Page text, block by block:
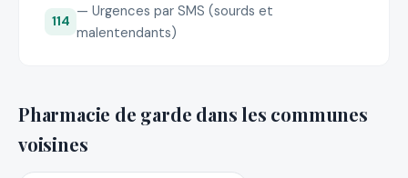
114
— Urgences par SMS (sourds et
malentendants)
Pharmacie de garde dans les communes
voisines